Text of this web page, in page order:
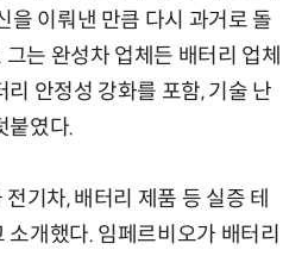
을 이뤄낸 만큼 다시 과거로 돌
는 완성차 업체든 배터리 업체
안정성 강화를 포함, 기술 난
붙였다.
기차, 배터리 제품 등 실증 테
개했다. 임페르비오가 배터리